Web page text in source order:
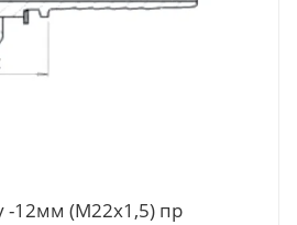
-12мм (М22х1,5) пр